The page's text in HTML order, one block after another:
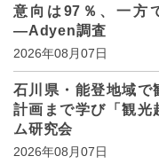
意向は97％、一方
―Adyen調査
2026年08月07日
石川県・能登地域で
計画まで学び「観
ム研究会
2026年08月07日